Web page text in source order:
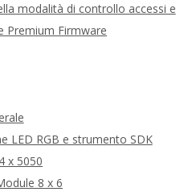
modalità di controllo accessi e
Premium Firmware
LED RGB e strumento SDK
x 5050
8 x 6